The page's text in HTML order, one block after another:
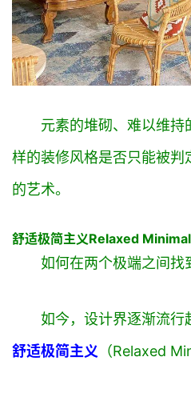
商
学
院
元素的堆砌、难以维持
样的装修风格是否只能被判
的艺术。
舒适极简主义Relaxed
如何在两个极端之间找
如今，设计界逐渐流行
舒适极简主义 （Relaxed